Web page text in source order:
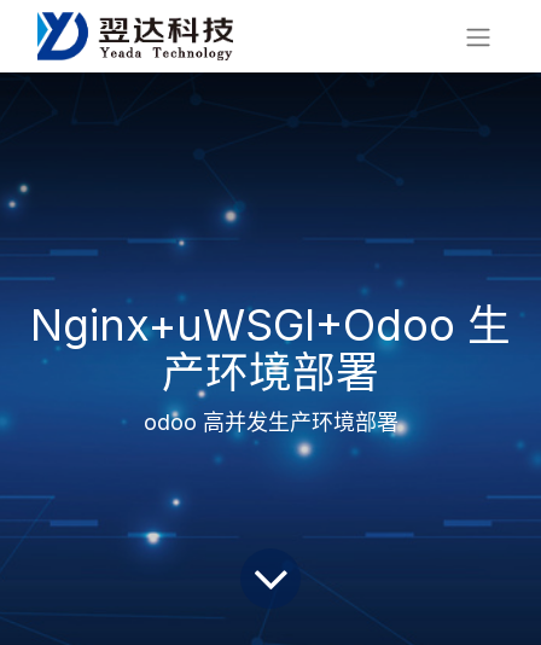
Nginx+uWSGI+Odoo 生
产环境部署
odoo 高并发生产环境部署